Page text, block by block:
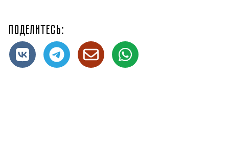
Поделитесь: